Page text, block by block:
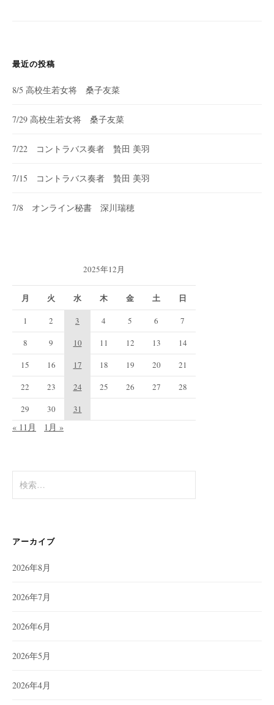
最近の投稿
8/5 高校生若女将 桑子友菜
7/29 高校生若女将 桑子友菜
7/22 コントラバス奏者 贄田 美羽
7/15 コントラバス奏者 贄田 美羽
7/8 オンライン秘書 深川瑞穂
2025年12月
月 火 水 木 金 土 日
1 2 3 4 5 6
7
8
9 10 11 12 13
14
15
16 17 18 19 20
21
22
23 24 25 26 27
28
29
30 31
« 11月 1月 »
索:
アーカイブ
2026年8月
2026年7月
2026年6月
2026年5月
2026年4月